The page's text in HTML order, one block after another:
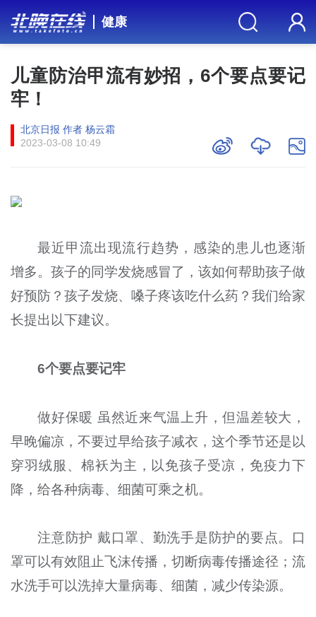
健康
儿童防治甲流有妙招，6个要点要记
牢！
北京日报 作者 杨云霜
2023-03-08 10:49
最近甲流出现流行趋势，感染的患儿也逐渐
增多。孩子的同学发烧感冒了，该如何帮助孩子做
好预防？孩子发烧、嗓子疼该吃什么药？我们给家
长提出以下建议。
6个要点要记牢
做好保暖 虽然近来气温上升，但温差较大，
早晚偏凉，不要过早给孩子减衣，这个季节还是以
穿羽绒服、棉袄为主，以免孩子受凉，免疫力下
降，给各种病毒、细菌可乘之机。
注意防护 戴口罩、勤洗手是防护的要点。口
罩可以有效阻止飞沫传播，切断病毒传播途径；流
水洗手可以洗掉大量病毒、细菌，减少传染源。